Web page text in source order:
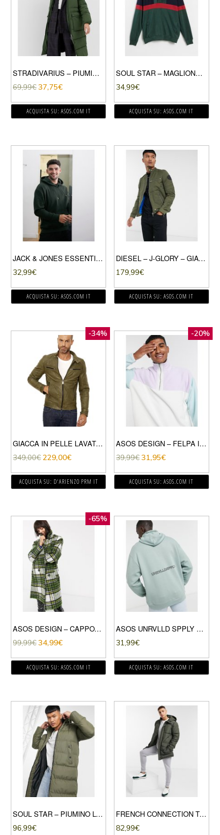
STRADIVARIUS – PIUMINO LUNGO VERDE CON CAPPUCCIO
69,99€ 37,75€
ACQUISTA SU: ASOS.COM IT
SOUL STAR – MAGLIONE VERDE CON CAPPUCCIO
34,99€
ACQUISTA SU: ASOS.COM IT
JACK & JONES ESSENTIALS – FELPA CON CAPPUCCIO OVERSIZE KAKI-VERDE
32,99€
ACQUISTA SU: ASOS.COM IT
DIESEL – J-GLORY – GIACCA BIKER IN NYLON OLIVA SCURO-VERDE
179,99€
ACQUISTA SU: ASOS.COM IT
-34%
GIACCA IN PELLE LAVATA VERDE EFFETTO VINTAGE
349,00€ 229,00€
ACQUISTA SU: D'ARIENZO PRM IT
-20%
ASOS DESIGN – FELPA IN PILE OVERSIZE CON ZIP CORTA COLOR BLOCK VIVACE-VERDE
39,99€ 31,95€
ACQUISTA SU: ASOS.COM IT
-65%
ASOS DESIGN – CAPPOTTO DOPPIOPETTO IN TESSUTO FELPATO VERDE A QUADRI
99,99€ 34,99€
ACQUISTA SU: ASOS.COM IT
ASOS UNRVLLD SPPLY – FELPA CON CAPPUCCIO OVERSIZE VERDE CON LOGO SULLA SCHIENA
31,99€
ACQUISTA SU: ASOS.COM IT
SOUL STAR – PIUMINO LUNGO KAKI-VERDE
96,99€
FRENCH CONNECTION TALL – PARKA IMBOTTITO CON CAPPUCCIO COLOR KAKI-VERDE
82,99€